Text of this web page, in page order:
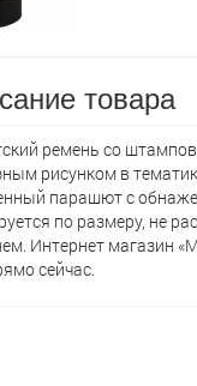
товара
ремень со
рисунком в
парашют с
по размеру, не
Интернет магазин
сейчас.